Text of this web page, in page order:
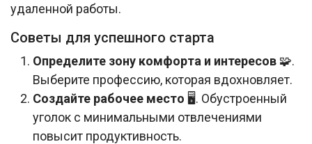
удаленной работы.
Советы для успешного старта
Определите зону комфорта и интересов 🧩.
Выберите профессию, которая вдохновляет.
Создайте рабочее место 🖥️. Обустроенный
уголок с минимальными отвлечениями
повысит продуктивность.